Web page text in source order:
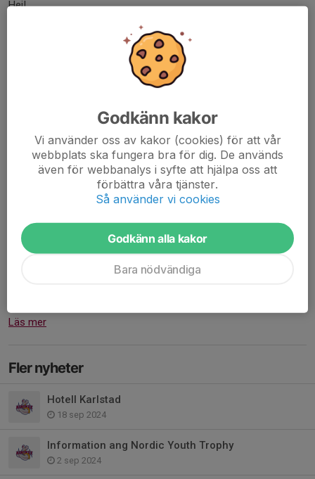
Hej!
här kommer viktig info från kassör Linda.
Sista inbetalning för lottomgång 1 ska in på det vanliga kontot i
Handelsbanken SENAST 2/12. (Vet ej vilka som köpt sig
Swishnumret vi haft till...
Läs mer
Lagförsäljning inför jul.
https://www.kirratochklart.se/startaforsaljning/19ff0a6e
Hej alla, Säljdags! vi tänker att vi testar något nytt.
Läs mer
Fler nyheter
Hotell Karlstad
18 sep 2024
Information ang Nordic Youth Trophy
2 sep 2024
Godkänn kakor
Vi använder oss av kakor (cookies) för att vår
webbplats ska fungera bra för dig. De används
även för webbanalys i syfte att hjälpa oss att
förbättra våra tjänster.
Så använder vi cookies
Godkänn alla kakor
Bara nödvändiga